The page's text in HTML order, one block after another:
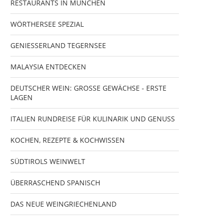
RESTAURANTS IN MÜNCHEN
WÖRTHERSEE SPEZIAL
GENIESSERLAND TEGERNSEE
MALAYSIA ENTDECKEN
DEUTSCHER WEIN: GROSSE GEWÄCHSE - ERSTE
LAGEN
ITALIEN RUNDREISE FÜR KULINARIK UND GENUSS
KOCHEN, REZEPTE & KOCHWISSEN
SÜDTIROLS WEINWELT
ÜBERRASCHEND SPANISCH
DAS NEUE WEINGRIECHENLAND